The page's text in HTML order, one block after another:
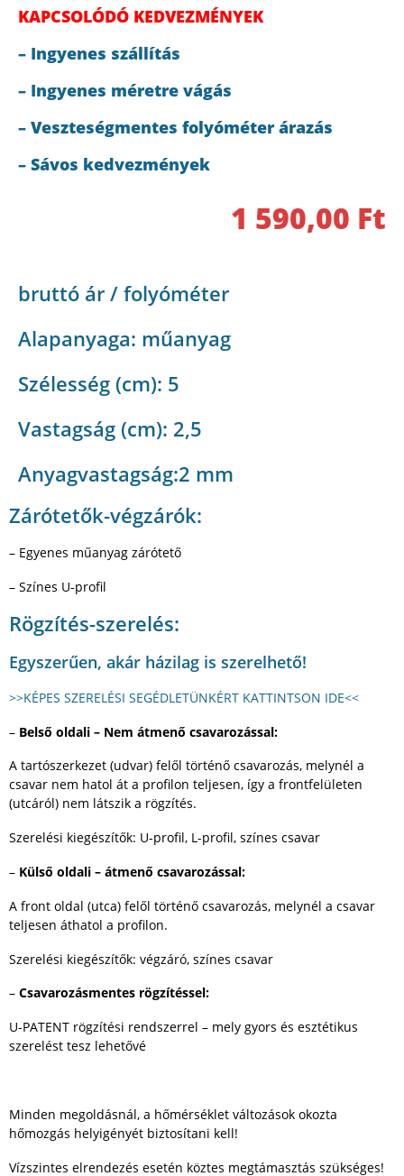
KAPCSOLÓDÓ KEDVEZMÉNYEK
– Ingyenes szállítás
– Ingyenes méretre vágás
– Veszteségmentes folyóméter árazás
– Sávos kedvezmények
1 590,00 Ft
bruttó ár / folyóméter
Alapanyaga: műanyag
Szélesség (cm): 5
Vastagság (cm): 2,5
Anyagvastagság:2 mm
Zárótetők-végzárók:
– Egyenes műanyag zárótető
– Színes U-profil
Rögzítés-szerelés:
Egyszerűen, akár házilag is szerelhető!
>>KÉPES SZERELÉSI SEGÉDLETÜNKÉRT KATTINTSON IDE<<
– Belső oldali – Nem átmenő csavarozással:
A tartószerkezet (udvar) felől történő csavarozás, melynél a
csavar nem hatol át a profilon teljesen, így a frontfelületen
(utcáról) nem látszik a rögzítés.
Szerelési kiegészítők: U-profil, L-profil, színes csavar
– Külső oldali – átmenő csavarozással:
A front oldal (utca) felől történő csavarozás, melynél a csavar
teljesen áthatol a profilon.
Szerelési kiegészítők: végzáró, színes csavar
– Csavarozásmentes rögzítéssel:
U-PATENT rögzítési rendszerrel – mely gyors és esztétikus
szerelést tesz lehetővé
Minden megoldásnál, a hőmérséklet változások okozta
hőmozgás helyigényét biztosítani kell!
Vízszintes elrendezés esetén köztes megtámasztás szükséges!